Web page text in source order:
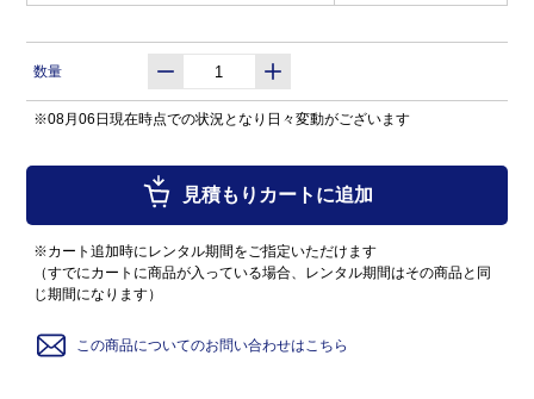
数量
※08月06日現在時点での状況となり日々変動がございます
見積もりカートに追加
※カート追加時にレンタル期間をご指定いただけます
（すでにカートに商品が入っている場合、レンタル期間はその商品と同
じ期間になります）
この商品についてのお問い合わせはこちら